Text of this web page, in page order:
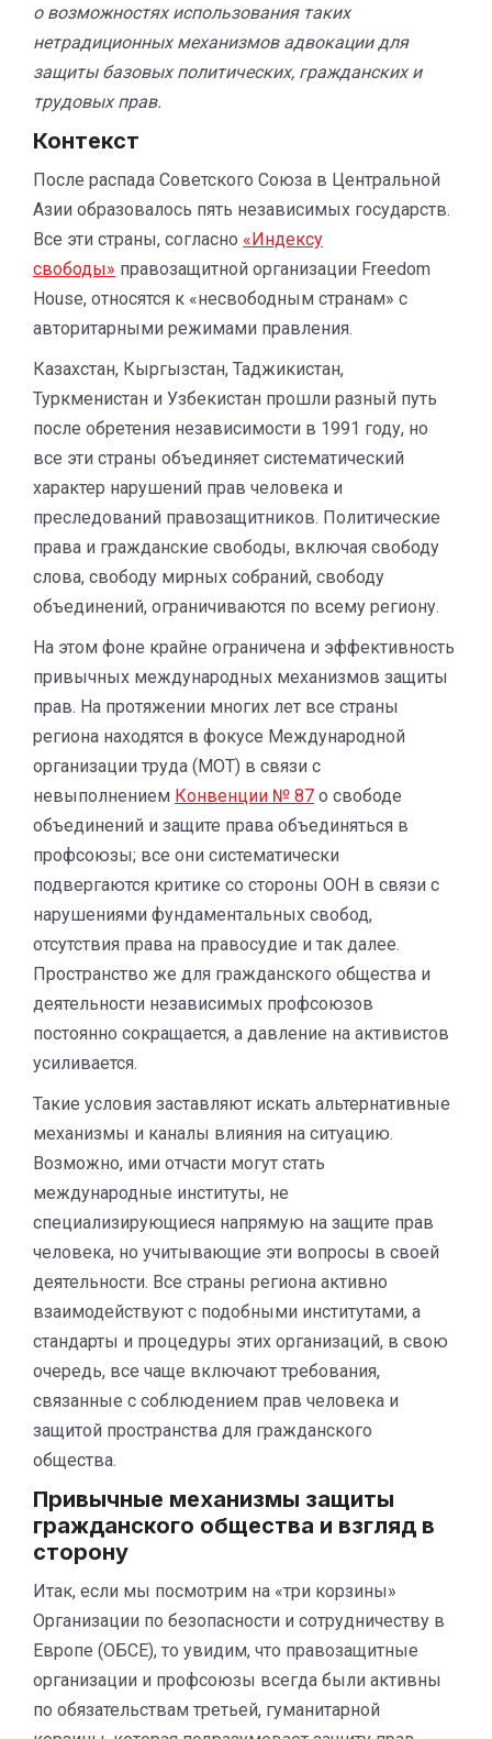
о возможностях использования таких
нетрадиционных механизмов адвокации для
защиты базовых политических, гражданских и
трудовых прав.
Контекст
После распада Советского Союза в Центральной
Азии образовалось пять независимых государств.
Все эти страны, согласно «Индексу
свободы» правозащитной организации Freedom
House, относятся к «несвободным странам» с
авторитарными режимами правления.
Казахстан, Кыргызстан, Таджикистан,
Туркменистан и Узбекистан прошли разный путь
после обретения независимости в 1991 году, но
все эти страны объединяет систематический
характер нарушений прав человека и
преследований правозащитников. Политические
права и гражданские свободы, включая свободу
слова, свободу мирных собраний, свободу
объединений, ограничиваются по всему региону.
На этом фоне крайне ограничена и эффективность
привычных международных механизмов защиты
прав. На протяжении многих лет все страны
региона находятся в фокусе Международной
организации труда (МОТ) в связи с
невыполнением Конвенции № 87 о свободе
объединений и защите права объединяться в
профсоюзы; все они систематически
подвергаются критике со стороны ООН в связи с
нарушениями фундаментальных свобод,
отсутствия права на правосудие и так далее.
Пространство же для гражданского общества и
деятельности независимых профсоюзов
постоянно сокращается, а давление на активистов
усиливается.
Такие условия заставляют искать альтернативные
механизмы и каналы влияния на ситуацию.
Возможно, ими отчасти могут стать
международные институты, не
специализирующиеся напрямую на защите прав
человека, но учитывающие эти вопросы в своей
деятельности. Все страны региона активно
взаимодействуют с подобными институтами, а
стандарты и процедуры этих организаций, в свою
очередь, все чаще включают требования,
связанные с соблюдением прав человека и
защитой пространства для гражданского
общества.
Привычные механизмы защиты
гражданского общества и взгляд в
сторону
Итак, если мы посмотрим на «три корзины»
Организации по безопасности и сотрудничеству в
Европе (ОБСЕ), то увидим, что правозащитные
организации и профсоюзы всегда были активны
по обязательствам третьей, гуманитарной